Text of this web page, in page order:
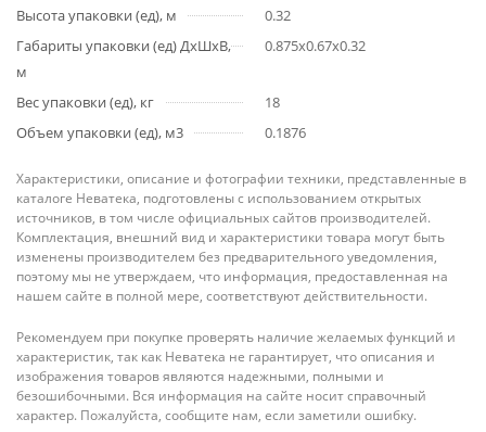
Высота упаковки (ед), м
0.32
Габариты упаковки (ед) ДхШхВ,
м
0.875x0.67x0.32
Вес упаковки (ед), кг
18
Объем упаковки (ед), м3
0.1876
Характеристики, описание и фотографии техники, представленные в
каталоге Неватека, подготовлены с использованием открытых
источников, в том числе официальных сайтов производителей.
Комплектация, внешний вид и характеристики товара могут быть
изменены производителем без предварительного уведомления,
поэтому мы не утверждаем, что информация, предоставленная на
нашем сайте в полной мере, соответствуют действительности.
Рекомендуем при покупке проверять наличие желаемых функций и
характеристик, так как Неватека не гарантирует, что описания и
изображения товаров являются надежными, полными и
безошибочными. Вся информация на сайте носит справочный
характер. Пожалуйста, сообщите нам, если заметили ошибку.